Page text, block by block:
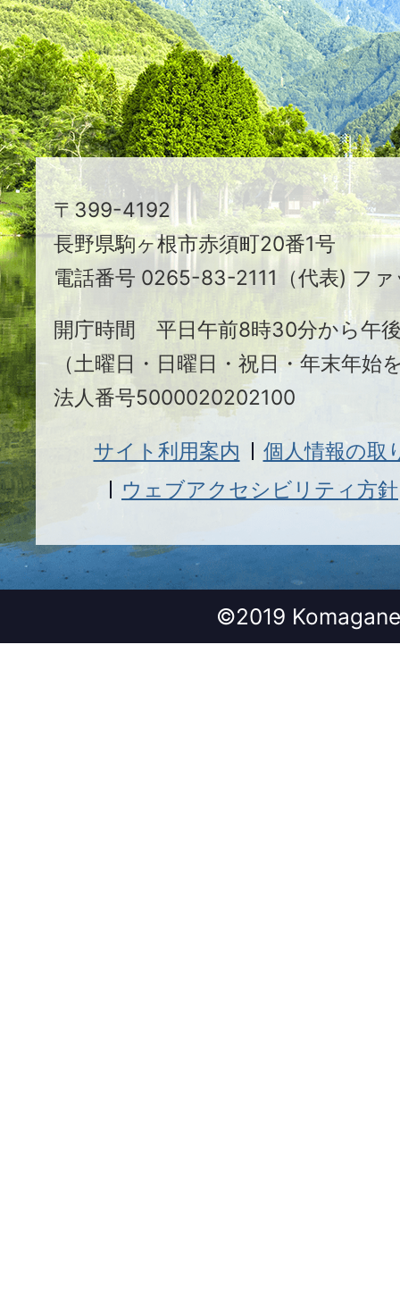
え
る
ま
ち
駒
ヶ
根
市
〒399-4192
長野県駒ヶ根市赤須町20番1号
電話番号 0265-83-2111（代表) フ
開庁時間 平日午前8時30分から午
（土曜日・日曜日・祝日・年末年始
法人番号5000020202100
サイト利用案内
個人情報の取
ウェブアクセシビリティ方針
©2019